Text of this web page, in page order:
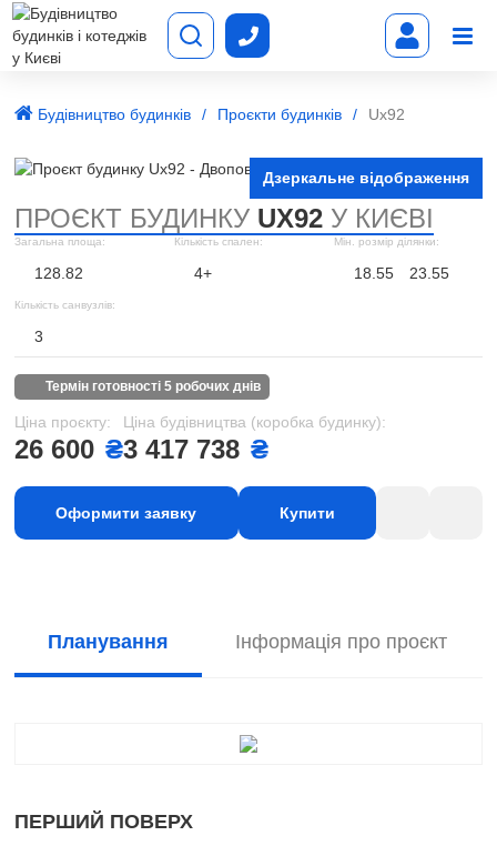
Будівництво будинків Проєкти будинків Ux92
Дзеркальне відображення
ПРОЄКТ БУДИНКУ UX92 У КИЄВІ
Загальна площа:
128.82
Кількість спален:
4+
Мін. розмір ділянки:
18.55 23.55
Кількість санвузлів:
3
термін готовності 5 робочих днів
Ціна проєкту:
26 600 ₴
Ціна будівництва (коробка будинку):
3 417 738 ₴
Оформити заявку Купити
Планування Інформація про проєкт
ПЕРШИЙ ПОВЕРХ